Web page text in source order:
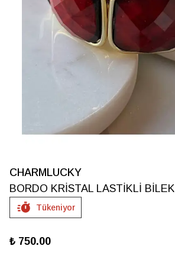
CHARMLUCKY
BORDO KRİSTAL LASTİKLİ
Tükeniyor
₺ 750.00